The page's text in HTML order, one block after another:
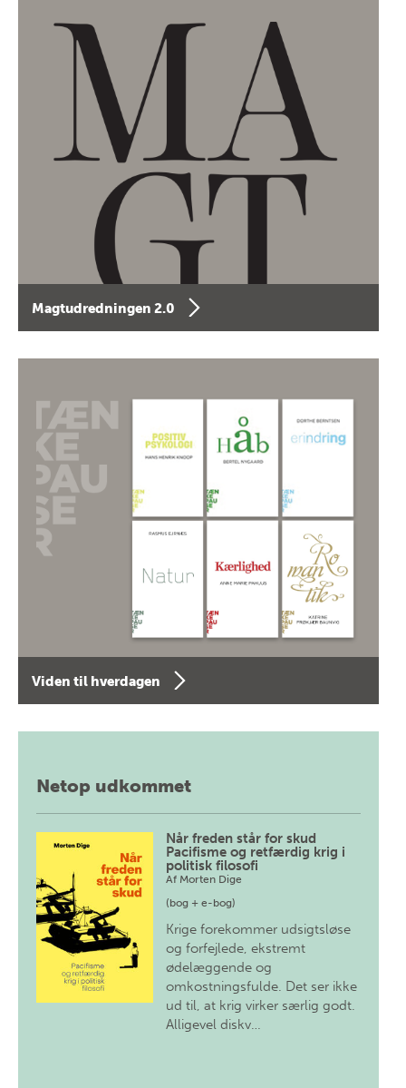
Magtudredningen 2.0
Viden til hverdagen
Netop udkommet
Når freden står for skud
Pacifisme og retfærdig krig i
politisk filosofi
Af Morten Dige
(bog + e-bog)
Krige forekommer udsigtsløse
og forfejlede, ekstremt
ødelæggende og
omkostningsfulde. Det ser ikke
ud til, at krig virker særlig godt.
Alligevel diskv…